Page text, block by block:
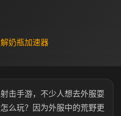
奶瓶加速器
击手游，不少人想去外服耍
么玩？因为外服中的荒野更